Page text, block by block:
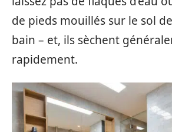
de pieds mouillés sur le sol
bain – et, ils sèchent
rapidement.